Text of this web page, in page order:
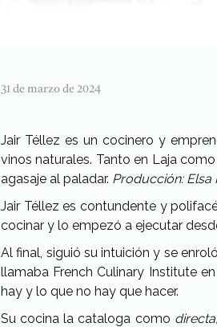
31 de marzo de 2024
Jair Téllez es un cocinero y
vinos naturales. Tanto en Laja
agasaje al paladar. Producción:
Jair Téllez es contundente y
cocinar y lo empezó a ejecutar
Al final, siguió su intuición y se
llamaba French Culinary Institute
hay y lo que no hay que hacer.
Su cocina la cataloga como